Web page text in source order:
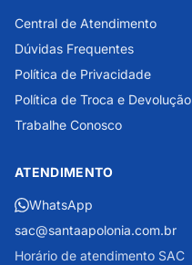
Central de Atendimento
Dúvidas Frequentes
Política de Privacidade
Política de Troca e Devolução
Trabalhe Conosco
ATENDIMENTO
WhatsApp
sac@santaapolonia.com.br
Horário de atendimento SAC